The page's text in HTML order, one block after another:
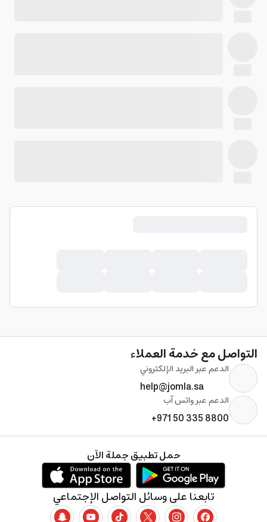
التواصل مع خدمة العملاء
الدعم عبر البريد الإلكتروني
help@jomla.sa
الدعم عبر واتس آب
+971 50 335 8800
تابعنا على وسائل التواصل الإجتماعي
حمل تطبيق جملة الآن